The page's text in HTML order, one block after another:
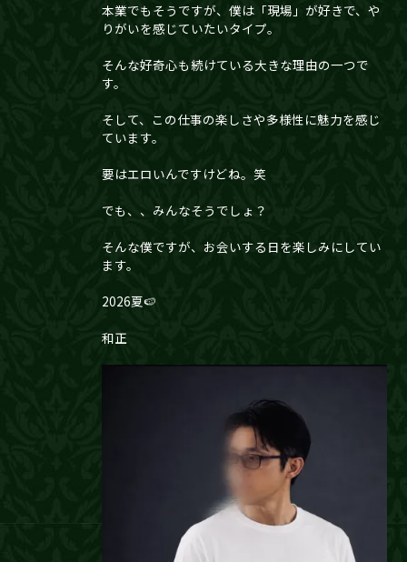
本業でもそうですが、僕は「現場」が好きで、や
りがいを感じていたいタイプ。
そんな好奇心も続けている大きな理由の一つで
す。
そして、この仕事の楽しさや多様性に魅力を感じ
ています。
要はエロいんですけどね。笑
でも、、みんなそうでしょ？
そんな僕ですが、お会いする日を楽しみにしてい
ます。
2026夏🍉
和正